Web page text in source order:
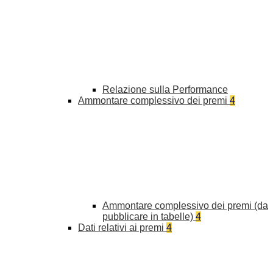
Relazione sulla Performance
Ammontare complessivo dei premi 4
Ammontare complessivo dei premi (da
pubblicare in tabelle) 4
Dati relativi ai premi 4